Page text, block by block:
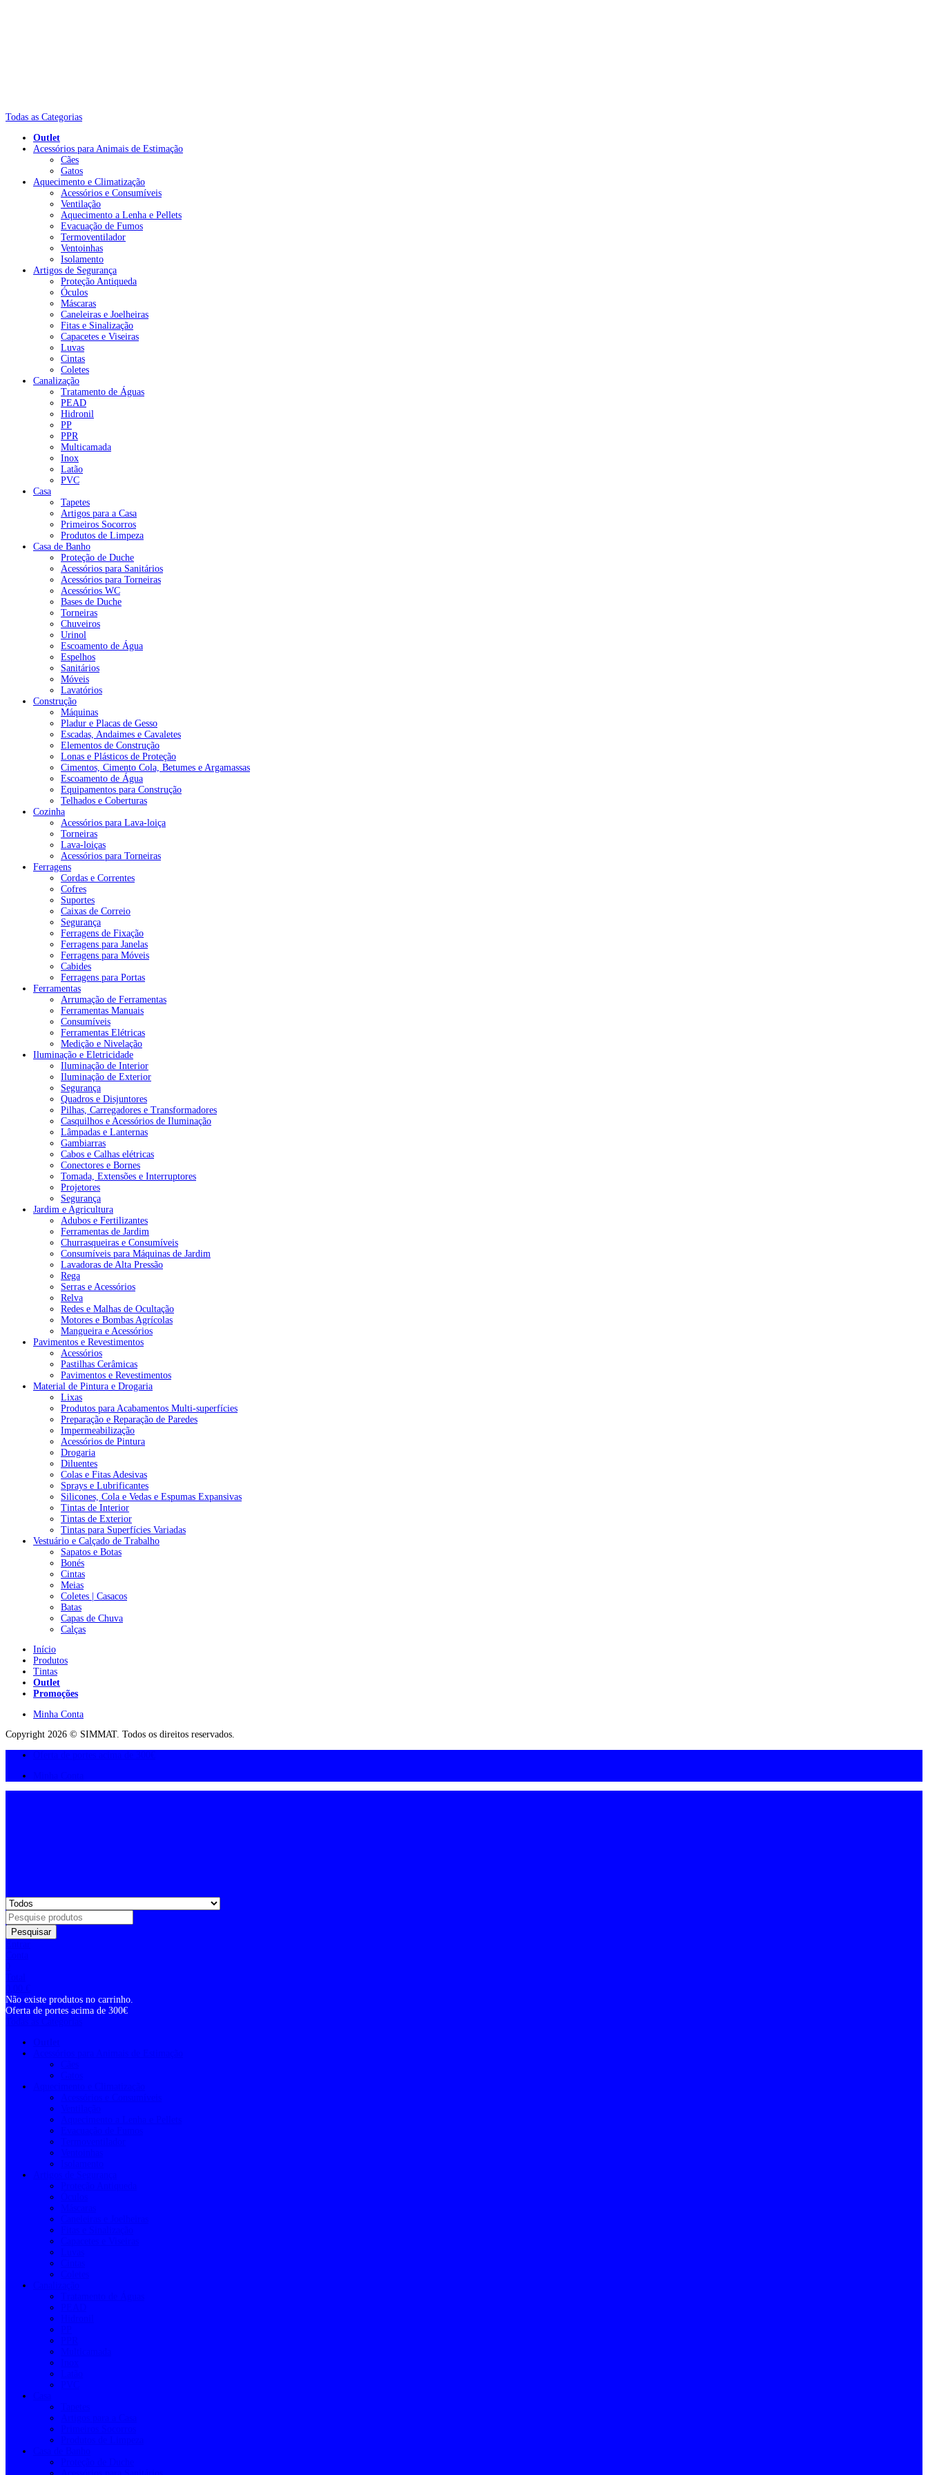
Todas as Categorias
Outlet
Acessórios para Animais de Estimação
Cães
Gatos
Aquecimento e Climatização
Acessórios e Consumíveis
Ventilação
Aquecimento a Lenha e Pellets
Evacuação de Fumos
Termoventilador
Ventoinhas
Isolamento
Artigos de Segurança
Proteção Antiqueda
Óculos
Máscaras
Caneleiras e Joelheiras
Fitas e Sinalização
Capacetes e Viseiras
Luvas
Cintas
Coletes
Canalização
Tratamento de Águas
PEAD
Hidronil
PP
PPR
Multicamada
Inox
Latão
PVC
Casa
Tapetes
Artigos para a Casa
Primeiros Socorros
Produtos de Limpeza
Casa de Banho
Proteção de Duche
Acessórios para Sanitários
Acessórios para Torneiras
Acessórios WC
Bases de Duche
Torneiras
Chuveiros
Urinol
Escoamento de Água
Espelhos
Sanitários
Móveis
Lavatórios
Construção
Máquinas
Pladur e Placas de Gesso
Escadas, Andaimes e Cavaletes
Elementos de Construção
Lonas e Plásticos de Proteção
Cimentos, Cimento Cola, Betumes e Argamassas
Escoamento de Água
Equipamentos para Construção
Telhados e Coberturas
Cozinha
Acessórios para Lava-loiça
Torneiras
Lava-loiças
Acessórios para Torneiras
Ferragens
Cordas e Correntes
Cofres
Suportes
Caixas de Correio
Segurança
Ferragens de Fixação
Ferragens para Janelas
Ferragens para Móveis
Cabides
Ferragens para Portas
Ferramentas
Arrumação de Ferramentas
Ferramentas Manuais
Consumíveis
Ferramentas Elétricas
Medição e Nivelação
Iluminação e Eletricidade
Iluminação de Interior
Iluminação de Exterior
Segurança
Quadros e Disjuntores
Pilhas, Carregadores e Transformadores
Casquilhos e Acessórios de Iluminação
Lâmpadas e Lanternas
Gambiarras
Cabos e Calhas elétricas
Conectores e Bornes
Tomada, Extensões e Interruptores
Projetores
Segurança
Jardim e Agricultura
Adubos e Fertilizantes
Ferramentas de Jardim
Churrasqueiras e Consumíveis
Consumíveis para Máquinas de Jardim
Lavadoras de Alta Pressão
Rega
Serras e Acessórios
Relva
Redes e Malhas de Ocultação
Motores e Bombas Agrícolas
Mangueira e Acessórios
Pavimentos e Revestimentos
Acessórios
Pastilhas Cerâmicas
Pavimentos e Revestimentos
Material de Pintura e Drogaria
Lixas
Produtos para Acabamentos Multi-superfícies
Preparação e Reparação de Paredes
Impermeabilização
Acessórios de Pintura
Drogaria
Diluentes
Colas e Fitas Adesivas
Sprays e Lubrificantes
Silicones, Cola e Vedas e Espumas Expansivas
Tintas de Interior
Tintas de Exterior
Tintas para Superfícies Variadas
Vestuário e Calçado de Trabalho
Sapatos e Botas
Bonés
Cintas
Meias
Coletes | Casacos
Batas
Capas de Chuva
Calças
Início
Produtos
Tintas
Outlet
Promoções
Minha Conta
Copyright 2026 © SIMMAT. Todos os direitos reservados.
Pesquisar
Não existe produtos no carrinho.
Oferta de portes acima de 300€